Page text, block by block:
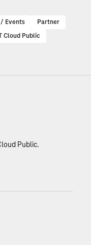
Events
Partner
Cloud Public
Public.